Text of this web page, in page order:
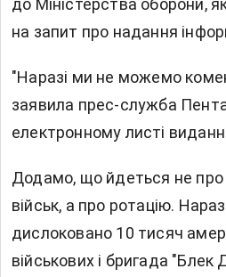
до Міністерства оборони,
на запит про надання
"Наразі ми не можемо
заявила прес-служба
електронному листі
Додамо, що йдеться не про
військ, а про ротацію.
дислоковано 10 тисяч
військових і бригада